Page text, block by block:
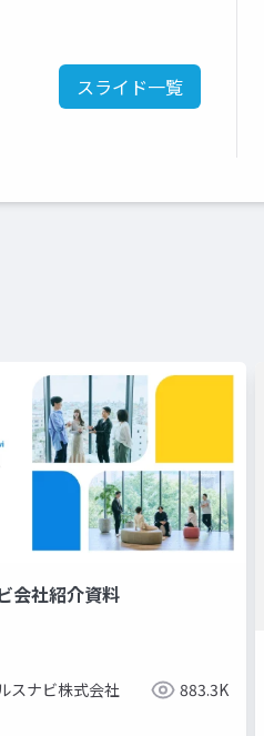
スライド一覧
会社紹介資料
スナビ株式会社 883.3K